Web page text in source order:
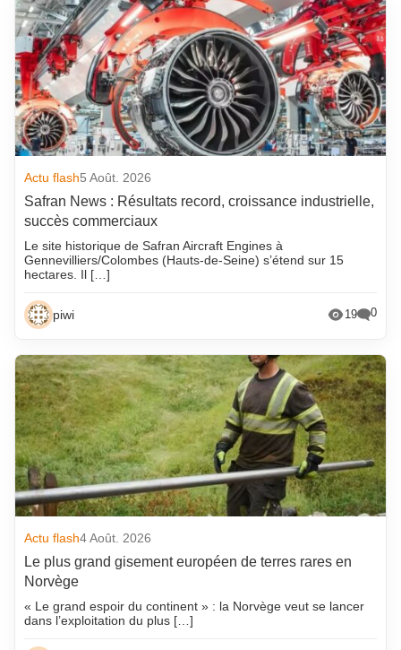
Actu flash5 Août. 2026
Safran News : Résultats record, croissance industrielle,
succès commerciaux
Le site historique de Safran Aircraft Engines à
Gennevilliers/Colombes (Hauts-de-Seine) s’étend sur 15
hectares. Il […]
piwi 19 0
Actu flash4 Août. 2026
Le plus grand gisement européen de terres rares en
Norvège
« Le grand espoir du continent » : la Norvège veut se lancer
dans l’exploitation du plus […]